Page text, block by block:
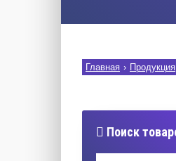
Главная › Продукция
Поиск